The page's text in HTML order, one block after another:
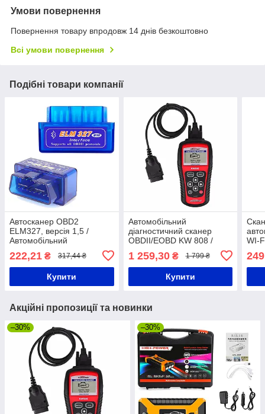
Умови повернення
Повернення товару впродовж 14 днів безкоштовно
Всі умови повернення
Подібні товари компанії
Автосканер OBD2
ELM327, версія 1,5 /
Автомобільний
Адаптер для діагностики
авто
222,21 ₴ 317,44 ₴
Купити
Автомобільний
діагностичний сканер
OBDII/EOBD KW 808 /
моніторингу та видалення
помилок
1 259,30₴ 1 799 ₴
Купити
WI-
Акційні пропозиції та новинки
–30% –30%